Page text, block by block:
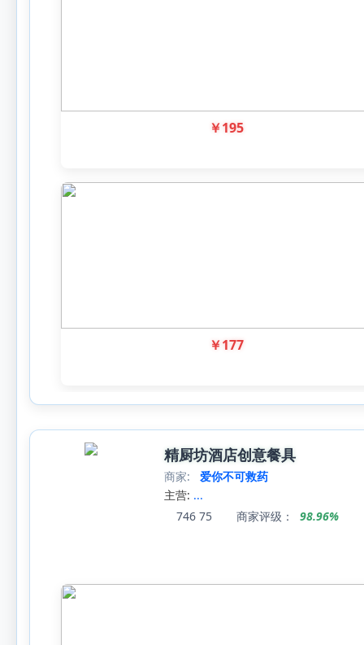
￥195
￥177
精厨坊酒店创意餐具
商家:
爱你不可救药
主营: ...
746 75 商家评级： 98.96%